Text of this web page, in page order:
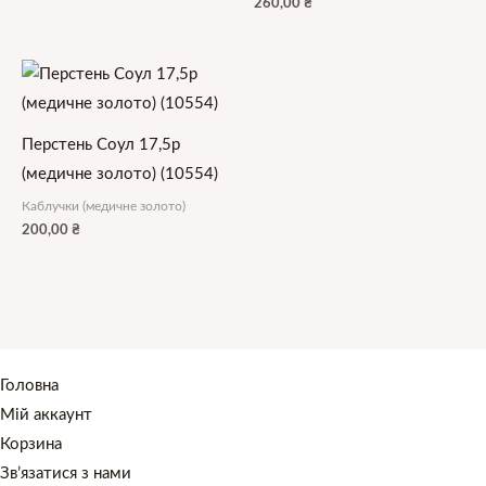
Перстень Соул 17,5р
(медичне золото) (10554)
Каблучки (медичне золото)
200,00 ₴
Головна
Мій аккаунт
Корзина
Зв’язатися з нами